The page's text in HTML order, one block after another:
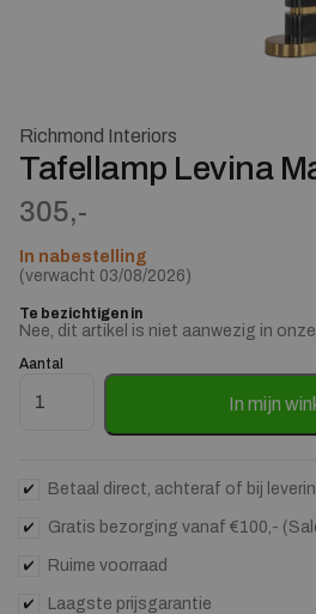
Richmond Interiors
Tafellamp Levina
305,-
In nabestelling
(verwacht 03/08/2026)
Te bezichtigen in
Nee, dit artikel is niet aanwezig in
Aantal
Tafellamp Levina Marmer aantal
In mijn
Betaal direct, achteraf of bij
Gratis bezorging vanaf €100,-
Ruime voorraad
Laagste prijsgarantie